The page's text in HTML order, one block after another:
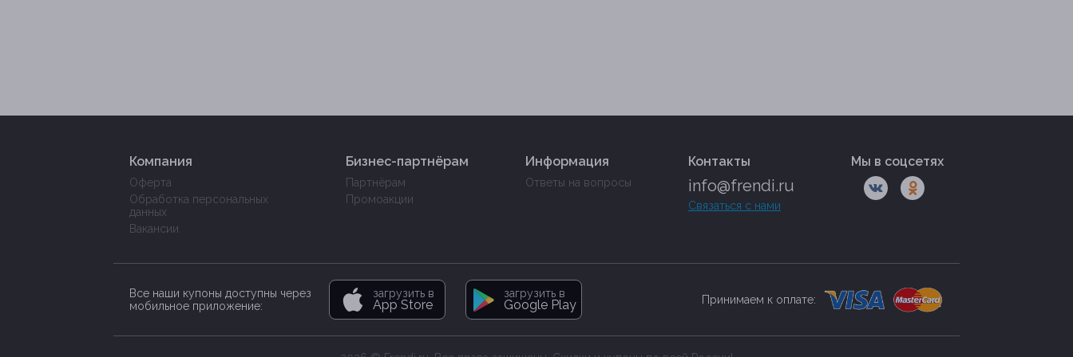
Компания
Оферта
Обработка персональных
данных
Вакансии
Бизнес-партнёрам
Партнёрам
Промоакции
Информация
Ответы на вопросы
Контакты
info@frendi.ru
Связаться с нами
Мы в соцсетях
Все наши купоны доступны через
мобильное приложение:
загрузить в
App Store
загрузить в
Google Play Принимаем к оплате: